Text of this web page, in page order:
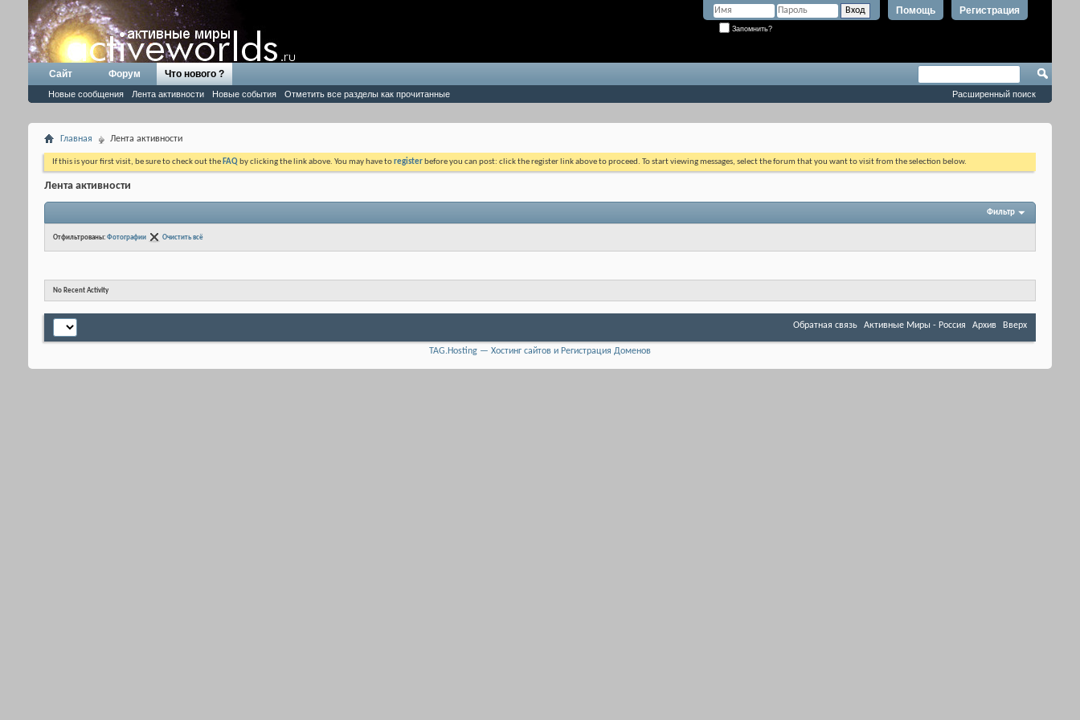
Регистрация
Помощь
Запомнить?
Сайт Форум Что нового ?
Новые сообщения Лента активности Новые события Отметить все разделы как прочитанные Расширенный поиск
Главная Лента активности
If this is your first visit, be sure to check out the FAQ by clicking the link above. You may have toregister before you can post: click the register link above to proceed. To start viewing messages, select the forum that you want to visit from the selection below.
Лента активности
Фильтр
Отфильтрованы: Фотографии Очистить всё
No Recent Activity
Обратная связь Активные Миры - Россия Архив Вверх
TAG.Hosting — Хостинг сайтов и Регистрация Доменов